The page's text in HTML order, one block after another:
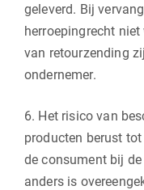
geleverd. Bij
herroepingrecht
van retourzending
ondernemer.
6. Het risico van
producten berust
de consument bij
anders is